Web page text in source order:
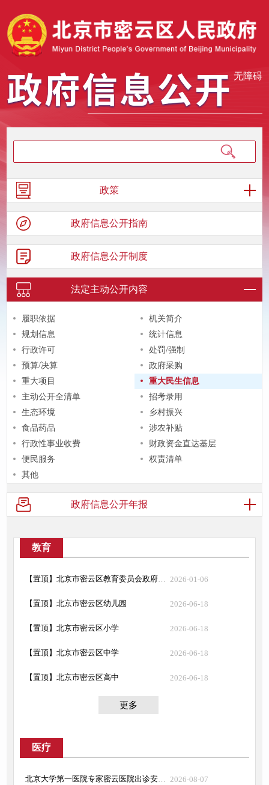
无障碍
政策
政府信息公开指南
政府信息公开制度
法定主动公开内容
履职依据
机关简介
规划信息
统计信息
行政许可
处罚/强制
预算/决算
政府采购
重大项目
重大民生信息
主动公开全清单
招考录用
生态环境
乡村振兴
食品药品
涉农补贴
行政性事业收费
财政资金直达基层
便民服务
权责清单
其他
政府信息公开年报
教育
【置顶】北京市密云区教育委员会政府信息主动公开全清单（政务公开标准） 2026-01-06
【置顶】北京市密云区幼儿园 2026-06-18
【置顶】北京市密云区小学 2026-06-18
【置顶】北京市密云区中学 2026-06-18
【置顶】北京市密云区高中 2026-06-18
更多
医疗
北京大学第一医院专家密云医院出诊安排（2026.8.10-2026.8.16） 2026-08-07